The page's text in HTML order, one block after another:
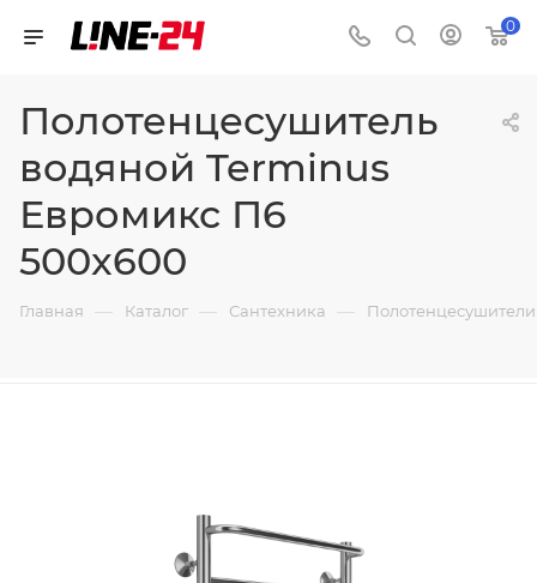
0
Полотенцесушитель
водяной Terminus
Евромикс П6
500x600
Главная — Каталог — Сантехника — Полотенцесушители